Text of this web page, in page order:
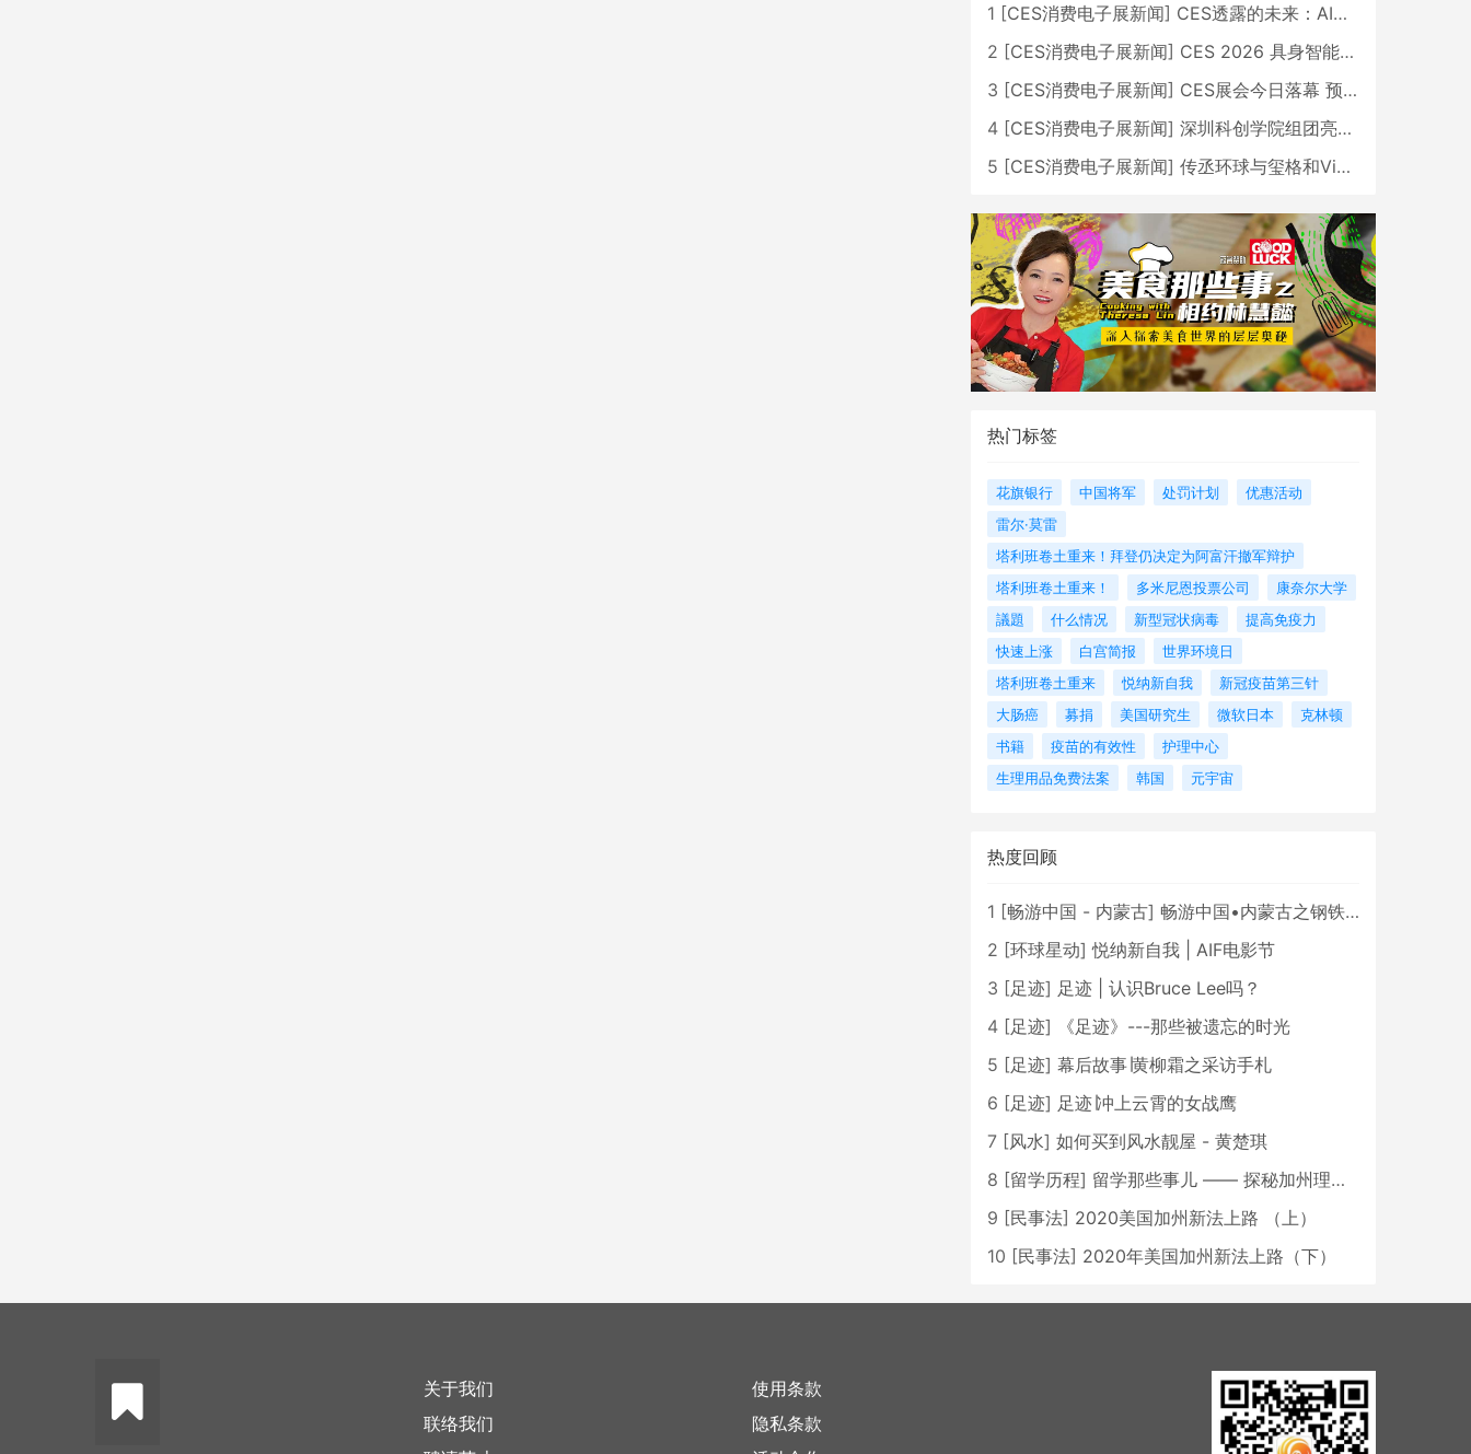
1 [CES消费电子展新闻] CES透露的未来：AI、机器人与智能生活大爆发
2 [CES消费电子展新闻] CES 2026 具身智能与创新领域 中国公司大放异彩
3 [CES消费电子展新闻] CES展会今日落幕 预计2026行业收入将超五千亿美元
4 [CES消费电子展新闻] 深圳科创学院组团亮相CES 广受好评
5 [CES消费电子展新闻] 传丞环球与玺格和VibeLens共同推出全新耳机
热门标签
花旗银行 中国将军 处罚计划
优惠活动
雷尔·莫雷
塔利班卷土重来！拜登仍决定为阿富汗撤军辩护
塔利班卷土重来！
多米尼恩投票公司
康奈尔大学
議題
什么情况 新型冠状病毒
提高免疫力
快速上涨
白宫简报
世界环境日
塔利班卷土重来
悦纳新自我
新冠疫苗第三针
大肠癌
募捐 美国研究生 微软日本
克林顿
书籍
疫苗的有效性
护理中心
生理用品免费法案
韩国 元宇宙
热度回顾
1 [畅游中国 - 内蒙古] 畅游中国•内蒙古之钢铁骄子，魅力包头
2 [环球星动] 悦纳新自我 | AIF电影节
3 [足迹] 足迹 | 认识Bruce Lee吗？
4 [足迹]
《足迹》---那些被遗忘的时光
5 [足迹] 幕后故事∣黄柳霜之采访手札
6 [足迹] 足迹∣冲上云霄的女战鹰
7 [风水] 如何买到风水靓屋 - 黄楚琪
8 [留学历程] 留学那些事儿 —— 探秘加州理工学院Caltech博士生活 [上集]
9 [民事法] 2020美国加州新法上路 （上）
10 [民事法] 2020年美国加州新法上路（下）
关于我们
联络我们
使用条款
隐私条款